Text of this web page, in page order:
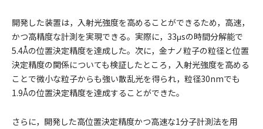
開発した装置は，入射光強度を高めることができるため，高速，
かつ高精度な計測を実現できる。実際に，33μsの時間分解能で
5.4Åの位置決定精度を達成した。次に，金ナノ粒子の粒径と位置
決定精度の関係についても検証したところ，入射光強度を高める
ことで微小な粒子からも強い散乱光を得られ，粒径30nmでも
1.9Åの位置決定精度を達成することができた。
さらに，開発した高位置決定精度かつ高速な1分子計測法を用